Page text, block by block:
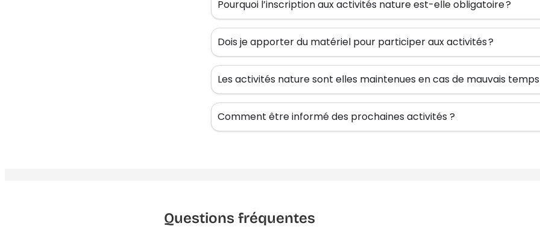
Pourquoi l’inscription aux activités nature est-elle obligatoire ?
Dois je apporter du matériel pour participer aux activités ?
Les activités nature sont elles maintenues en cas de mauvais temps
Comment être informé des prochaines activités ?
Questions fréquentes